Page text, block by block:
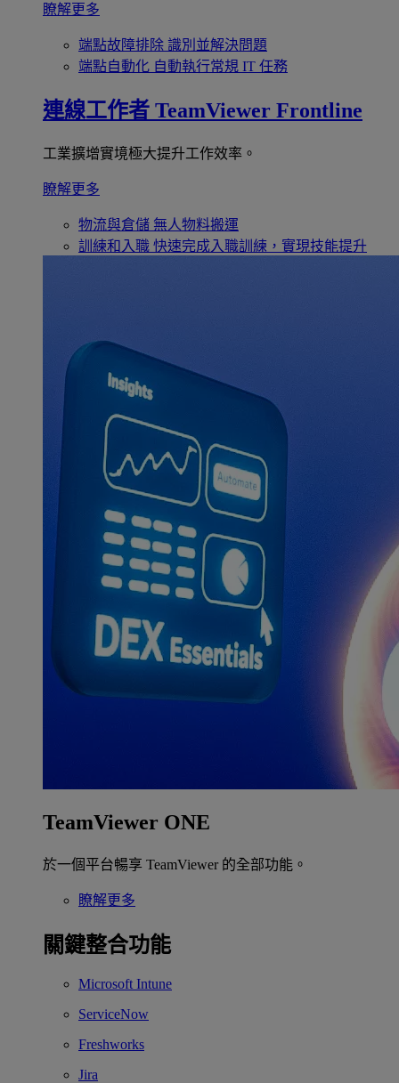
瞭解更多
端點故障排除 識別並解決問題
端點自動化 自動執行常規 IT 任務
連線工作者 TeamViewer Frontline
工業擴增實境極大提升工作效率。
瞭解更多
物流與倉儲 無人物料搬運
訓練和入職 快速完成入職訓練，實現技能提升
TeamViewer ONE
於一個平台暢享 TeamViewer 的全部功能。
瞭解更多
關鍵整合功能
Microsoft Intune
ServiceNow
Freshworks
Jira